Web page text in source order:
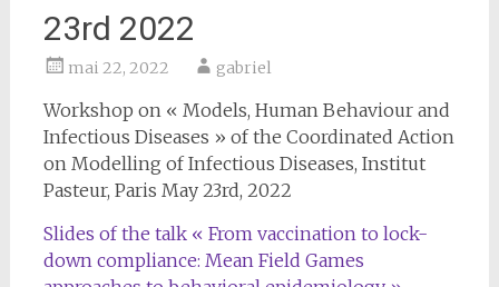
23rd 2022
mai 22, 2022 gabriel
Workshop on « Models, Human Behaviour and
Infectious Diseases » of the Coordinated Action
on Modelling of Infectious Diseases, Institut
Pasteur, Paris May 23rd, 2022
Slides of the talk « From vaccination to lock-
down compliance: Mean Field Games